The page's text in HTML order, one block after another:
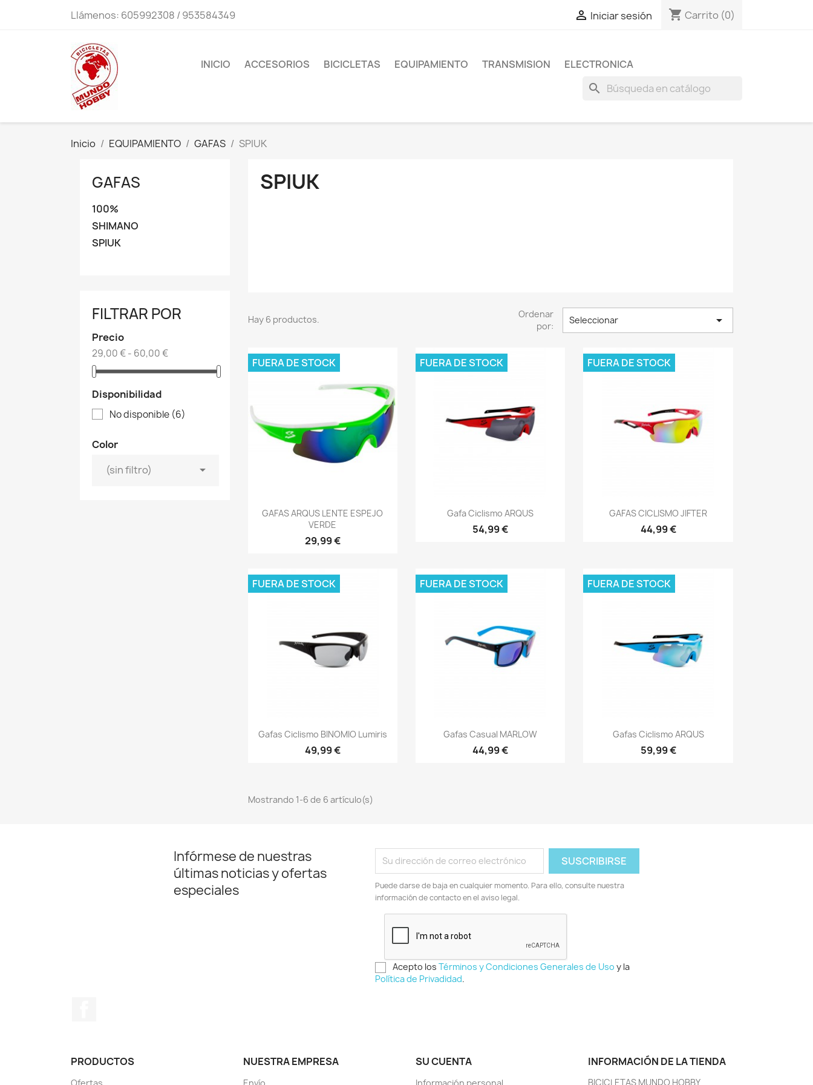
Llámenos: 605992308 / 953584349  Iniciar sesión shopping_cart Carrito (0)
INICIO ACCESORIOS BICICLETAS EQUIPAMIENTO TRANSMISION ELECTRONICA
search
Inicio EQUIPAMIENTO GAFAS SPIUK
GAFAS
100%
SHIMANO
SPIUK
FILTRAR POR
Precio
29,00 € - 60,00 €
Disponibilidad
No disponible (6)
Color
(sin filtro)

SPIUK
Hay 6 productos.
Ordenar
por:
Seleccionar 
Vista rápida
GAFAS ARQUS LENTE ESPEJO
VERDE
29,99 €
FUERA DE STOCK
Vista rápida
Gafa Ciclismo ARQUS
54,99 €
FUERA DE STOCK
Vista rápida
GAFAS CICLISMO JIFTER
44,99 €
FUERA DE STOCK
Vista rápida
Gafas Ciclismo BINOMIO Lumiris
49,99 €
FUERA DE STOCK
Vista rápida
Gafas Casual MARLOW
44,99 €
FUERA DE STOCK
Vista rápida
Gafas Ciclismo ARQUS
59,99 €
FUERA DE STOCK
Mostrando 1-6 de 6 artículo(s)
Infórmese de nuestras
últimas noticias y ofertas
especiales
Puede darse de baja en cualquier momento. Para ello, consulte nuestra
información de contacto en el aviso legal.
Acepto losTérminos y Condiciones Generales de Uso y la
Política de Privadidad.
PRODUCTOS NUESTRA EMPRESA SU CUENTA INFORMACIÓN DE LA TIENDA
BICICLETAS MUNDO HOBBY